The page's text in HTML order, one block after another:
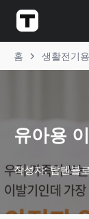
홈 생활전기
유아용
작성자: 탑텐블